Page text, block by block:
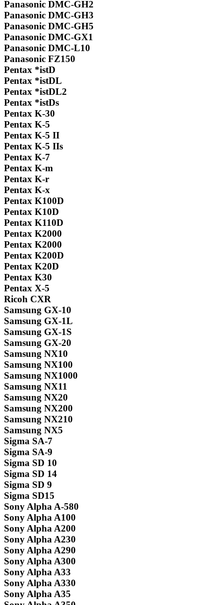
Panasonic DMC-GH2
Panasonic DMC-GH3
Panasonic DMC-GH5
Panasonic DMC-GX1
Panasonic DMC-L10
Panasonic FZ150
Pentax *istD
Pentax *istDL
Pentax *istDL2
Pentax *istDs
Pentax K-30
Pentax K-5
Pentax K-5 II
Pentax K-5 IIs
Pentax K-7
Pentax K-m
Pentax K-r
Pentax K-x
Pentax K100D
Pentax K10D
Pentax K110D
Pentax K2000
Pentax K2000
Pentax K200D
Pentax K20D
Pentax K30
Pentax X-5
Ricoh CXR
Samsung GX-10
Samsung GX-1L
Samsung GX-1S
Samsung GX-20
Samsung NX10
Samsung NX100
Samsung NX1000
Samsung NX11
Samsung NX20
Samsung NX200
Samsung NX210
Samsung NX5
Sigma SA-7
Sigma SA-9
Sigma SD 10
Sigma SD 14
Sigma SD 9
Sigma SD15
Sony Alpha A-580
Sony Alpha A100
Sony Alpha A200
Sony Alpha A230
Sony Alpha A290
Sony Alpha A300
Sony Alpha A33
Sony Alpha A330
Sony Alpha A35